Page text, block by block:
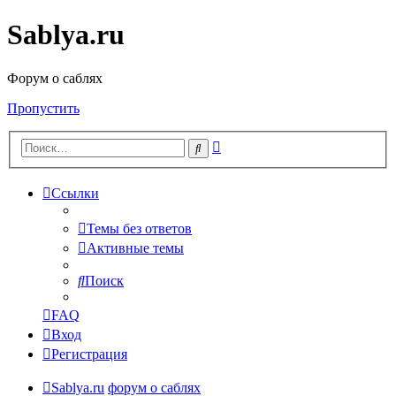
Sablya.ru
Форум о саблях
Пропустить
Поиск
Ссылки
Темы без ответов
Активные темы
Поиск
FAQ
Вход
Регистрация
Sablya.ru форум о саблях